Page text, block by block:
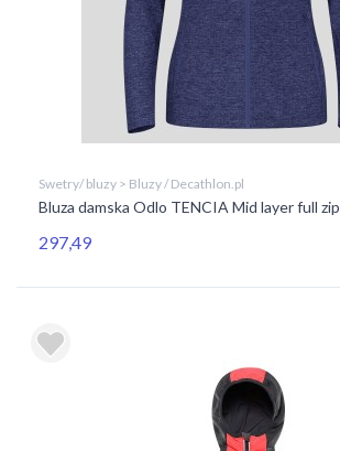
Swetry/ bluzy > Bluzy / Decathlon.pl
Bluza damska Odlo TENCIA Mid layer full zip
297,49